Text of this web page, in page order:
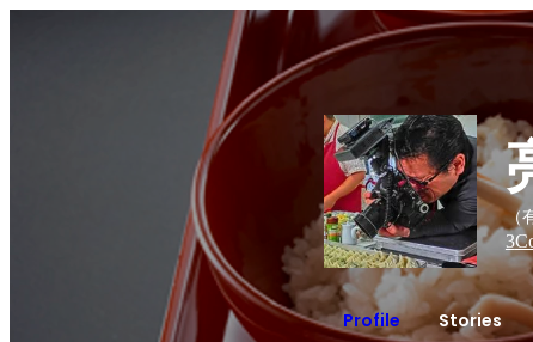
（
3
Profile Stories